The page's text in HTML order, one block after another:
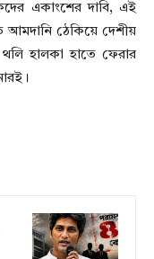
একাংশের দাবি, এই
আমদানি ঠেকিয়ে দেশীয়
থলি হালকা হাতে ফেরার